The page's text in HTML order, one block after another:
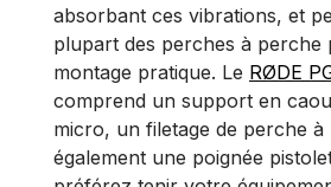
absorbant ces vibrations, et
plupart des perches à perche
montage pratique. Le RØDE
comprend un support en
micro, un filetage de perche à
également une poignée